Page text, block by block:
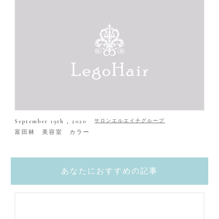
September 19th , 2020 サロンエルエイチグループ
富田林 美容室 カラー
あなたにおすすめの記事